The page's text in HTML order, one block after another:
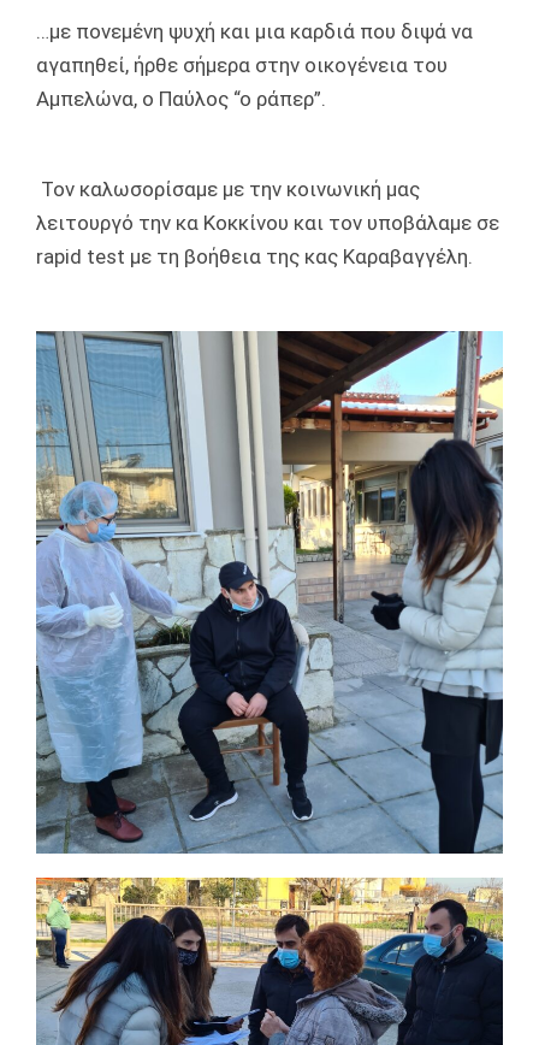
…με πονεμένη ψυχή και μια καρδιά που διψά να
αγαπηθεί, ήρθε σήμερα στην οικογένεια του
Αμπελώνα, ο Παύλος “ο ράπερ”.
Τον καλωσορίσαμε με την κοινωνική μας
λειτουργό την κα Κοκκίνου και τον υποβάλαμε σε
rapid test με τη βοήθεια της κας Καραβαγγέλη.